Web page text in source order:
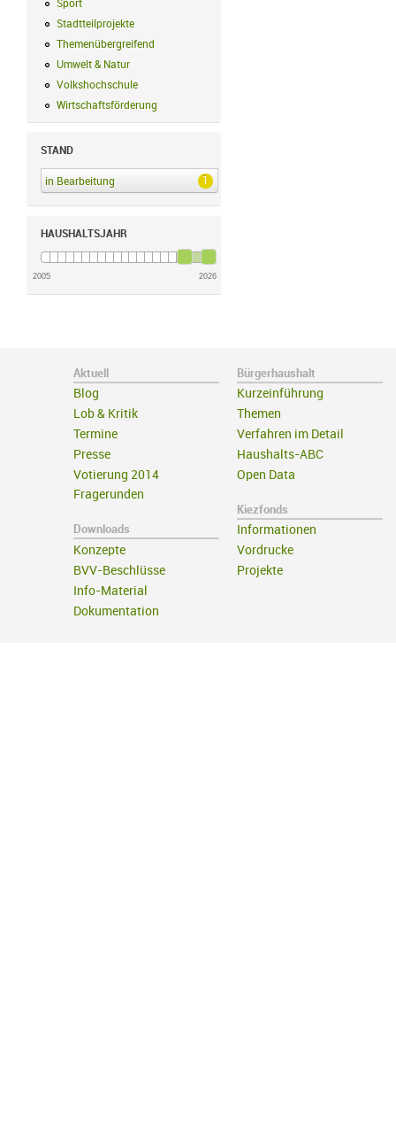
Sport
Stadtteilprojekte
Themenübergreifend
Umwelt & Natur
Volkshochschule
Wirtschaftsförderung
STAND
in Bearbeitung 1
in Bearbeitung Filter anwenden
HAUSHALTSJAHR
2005 2026
Aktuell
Blog
Lob & Kritik
Termine
Presse
Votierung 2014
Fragerunden
Downloads
Konzepte
BVV-Beschlüsse
Info-Material
Dokumentation
Bürgerhaushalt
Kurzeinführung
Themen
Verfahren im Detail
Haushalts-ABC
Open Data
Kiezfonds
Informationen
Vordrucke
Projekte